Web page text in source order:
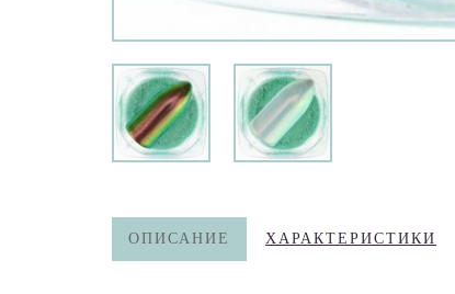
ОПИСАНИЕ ХАРАКТЕРИСТИКИ